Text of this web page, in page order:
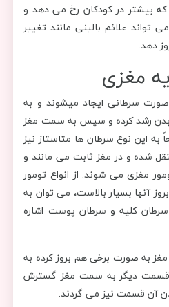
که بیشتر در کودکان رخ می دهد و
علائم بالینی مانند تغییر
دهد.
مغزی
سرطانی ایجاد میشوند و به
رشد کرده و سپس به سمت مغز
این نوع سرطان ها متاستاز نیز
شده و در مغز ثابت می مانند و
مغزی می شوند. از انواع تومور
آنها بسیار بالاست، می توان به
کلیه و سرطان پوست اشاره
به صورت برخی هم بروز کرده به
دیگر به سمت مغز گسترش
آن قسمت نیز می گردند.